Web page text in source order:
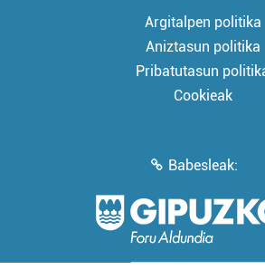
Argitalpen politika
Aniztasun politika
Pribatutasun
Cookieak
Babesleak: